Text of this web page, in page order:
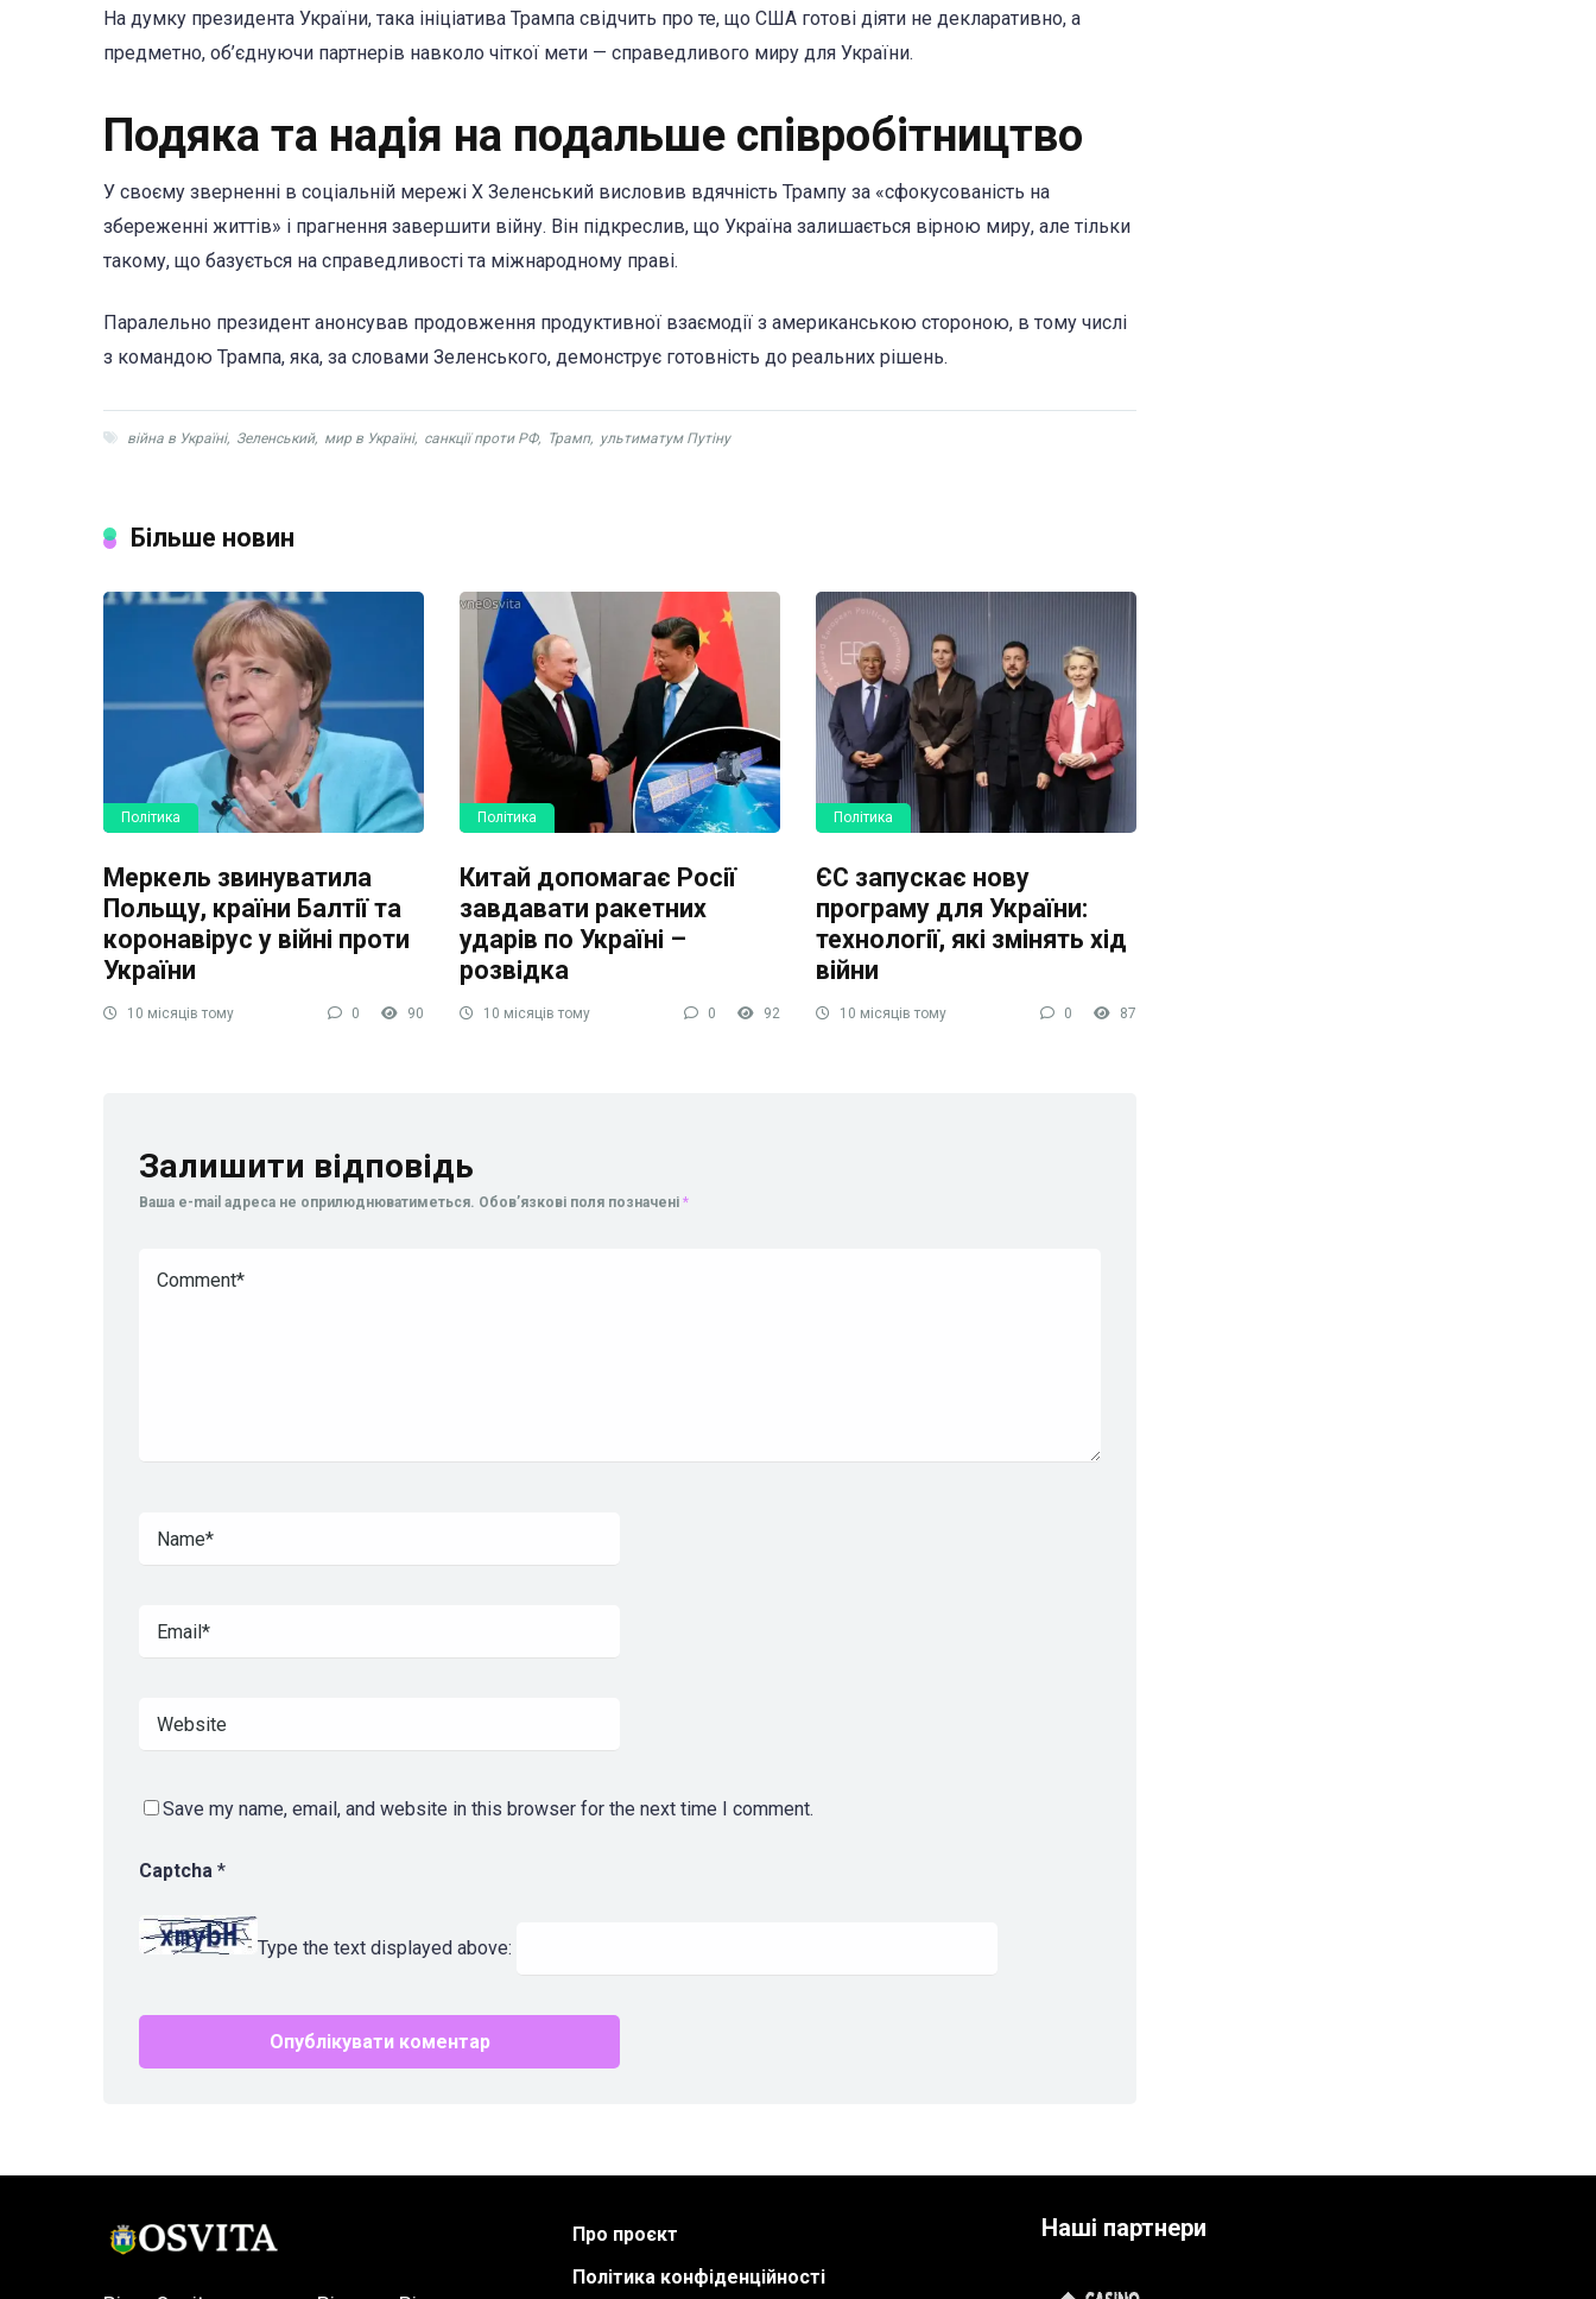
На думку президента України, така ініціатива Трампа свідчить про те, що США готові діяти не декларативно, а
предметно, об’єднуючи партнерів навколо чіткої мети — справедливого миру для України.
Подяка та надія на подальше співробітництво
У своєму зверненні в соціальній мережі X Зеленський висловив вдячність Трампу за «сфокусованість на
збереженні життів» і прагнення завершити війну. Він підкреслив, що Україна залишається вірною миру, але тільки
такому, що базується на справедливості та міжнародному праві.
Паралельно президент анонсував продовження продуктивної взаємодії з американською стороною, в тому числі
з командою Трампа, яка, за словами Зеленського, демонструє готовність до реальних рішень.
війна в Україні, Зеленський, мир в Україні, санкції проти РФ, Трамп, ультиматум Путіну
Більше новин
Політика
Меркель звинуватила
Польщу, країни Балтії та
коронавірус у війні проти
України
10 місяців тому 0 90
Політика
Китай допомагає Росії
завдавати ракетних
ударів по Україні –
розвідка
10 місяців тому 0 92
Політика
ЄС запускає нову
програму для України:
технології, які змінять хід
війни
10 місяців тому 0 87
Залишити відповідь
Ваша e-mail адреса не оприлюднюватиметься. Обов’язкові поля позначені *
Save my name, email, and website in this browser for the next time I comment.
Captcha *
Type the text displayed above:
Про проєкт
Політика конфіденційності
Наші партнери